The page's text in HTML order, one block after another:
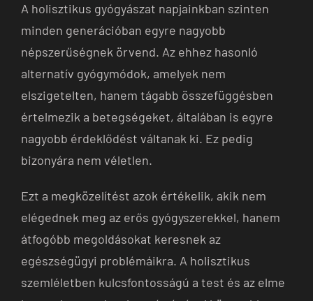
A holisztikus gyógyászat napjainkban szinten
minden generációban egyre nagyobb
népszerűségnek örvend. Az ehhez hasonló
alternatív gyógymódok, amelyek nem
elszigetelten, hanem tágabb összefüggésben
értelmezik a betegségeket, általában is egyre
nagyobb érdeklődést váltanak ki. Ez pedig
bizonyára nem véletlen.
Ezt a megközelítést azok értékelik, akik nem
elégednek meg az erős gyógyszerekkel, hanem
átfogóbb megoldásokat keresnek az
egészségügyi problémáikra. A holisztikus
szemléletben kulcsfontosságú a test és az elme